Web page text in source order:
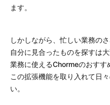
ます。
しかしながら、忙しい業務の
自分に見合ったものを探すは
業務に使えるChormeのおすす
この拡張機能を取り入れて日
い。